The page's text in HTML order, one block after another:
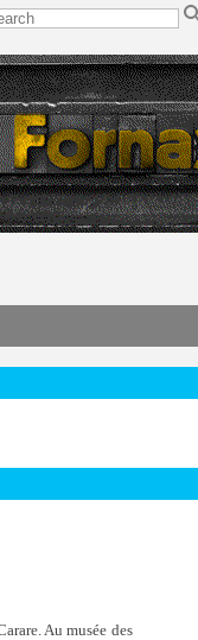
Au musée des